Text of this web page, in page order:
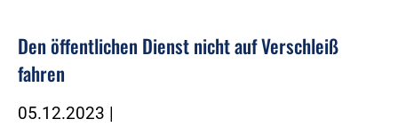
Den öffentlichen Dienst nicht auf Verschleiß
fahren
05.12.2023 |